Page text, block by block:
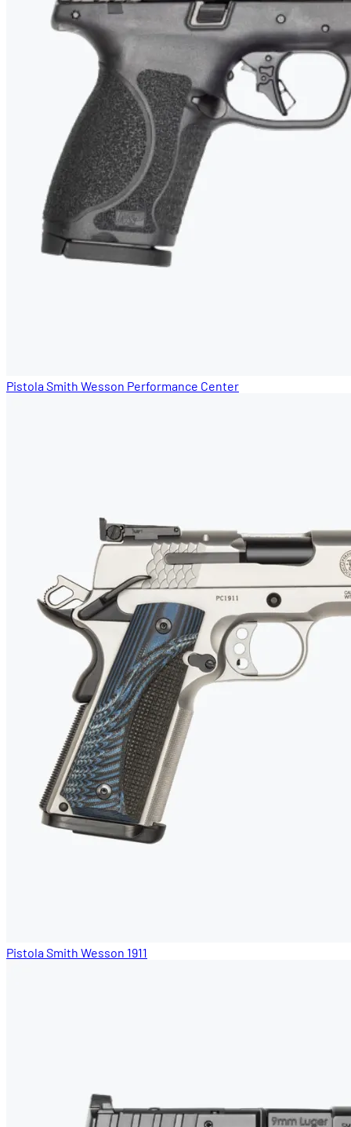
Pistola Smith Wesson Performance Center
Pistola Smith Wesson 1911